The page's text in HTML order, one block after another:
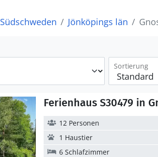
Südschweden Jönköpings län
Sortierung
Ferienhaus S30479 in
12 Personen
1 Haustier
6 Schlafzimmer